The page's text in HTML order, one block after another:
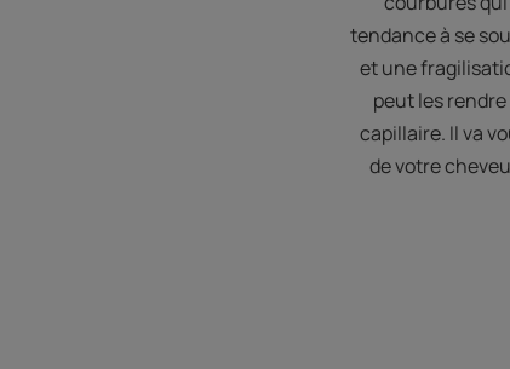
tendance à se
et une
peut les
capillaire. Il va
de votre